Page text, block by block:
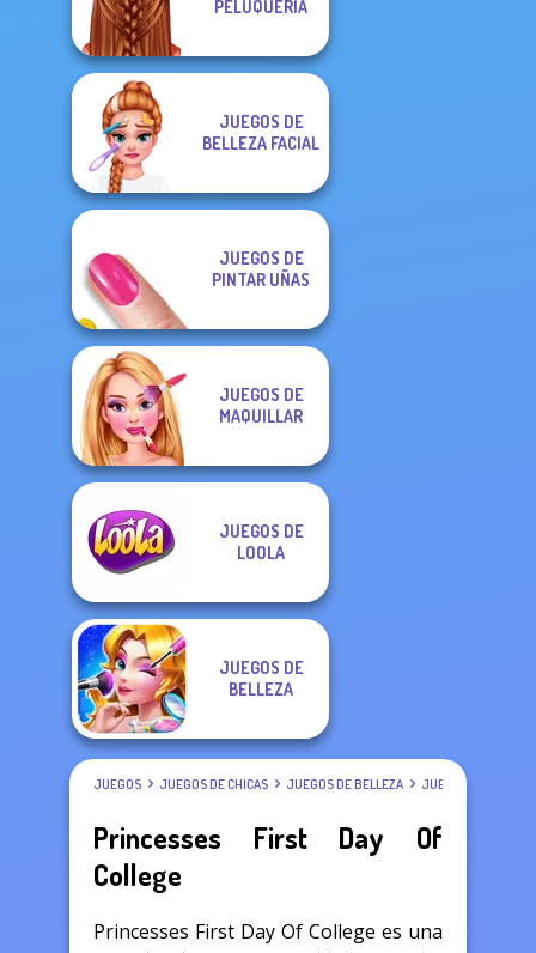
PELUQUERIA
JUEGOS DE
BELLEZA FACIAL
JUEGOS DE
PINTAR UÑAS
JUEGOS DE
MAQUILLAR
JUEGOS DE
LOOLA
JUEGOS DE
BELLEZA
JUEGOS JUEGOS DE CHICAS JUEGOS DE BELLEZA JUEGOS DE VESTIR
Princesses First Day Of
College
Princesses First Day Of College es una